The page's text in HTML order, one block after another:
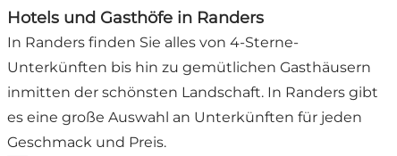
Hotels und Gasthöfe in Randers
In Randers finden Sie alles von 4-Sterne-
Unterkünften bis hin zu gemütlichen Gasthäusern
inmitten der schönsten Landschaft. In Randers gibt
es eine große Auswahl an Unterkünften für jeden
Geschmack und Preis.